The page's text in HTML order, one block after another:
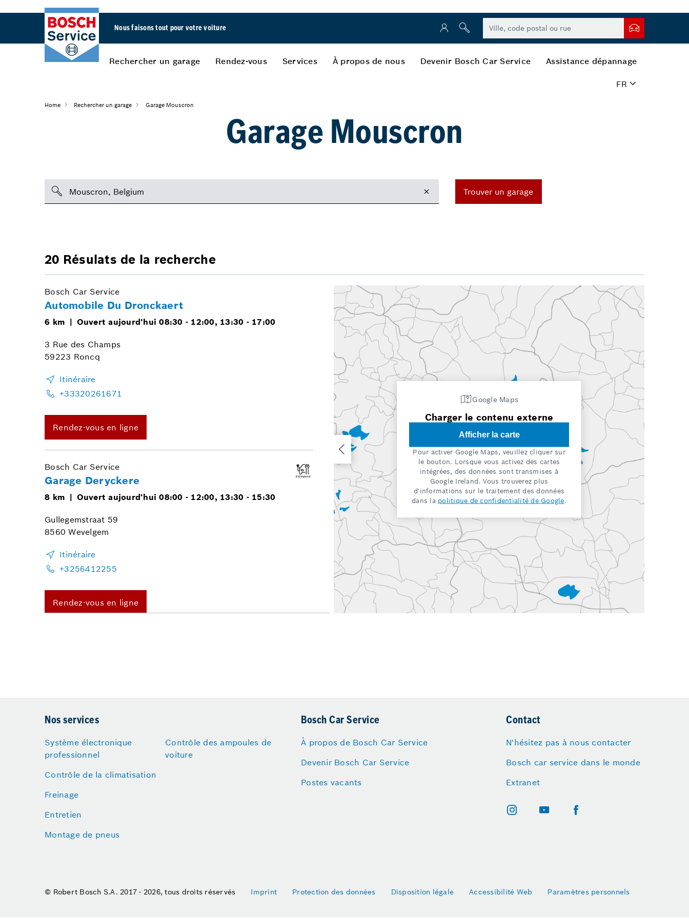
Nous faisons tout pour votre voiture
Rechercher un garage Rendez-vous Services À propos de nous Devenir Bosch Car Service Assistance dépannage
FR
Home Rechercher un garage Garage Mouscron
Garage Mouscron
Nos services
Système électronique
professionnel
Contrôle de la climatisation
Freinage
Entretien
Montage de pneus
Contrôle des ampoules de
voiture
Bosch Car Service
À propos de Bosch Car Service
Devenir Bosch Car Service
Postes vacants
Contact
N'hésitez pas à nous contacter
Bosch car service dans le monde
Extranet
© Robert Bosch S.A. 2017 - 2026, tous droits réservés Imprint Protection des données Disposition légale Accessibilité Web Paramètres personnels